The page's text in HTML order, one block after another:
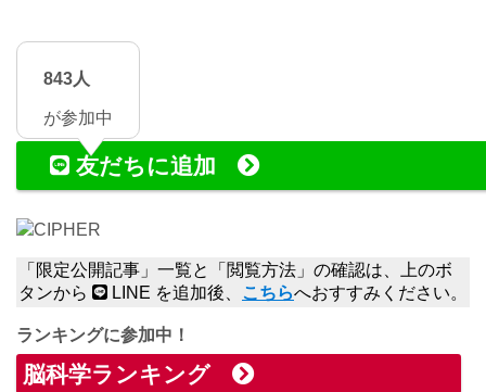
843人
が参加中
友だちに追加
CIPHER
「限定公開記事」一覧と「閲覧方法」の確認は、上のボ
タンから
LINE を追加後、 こちらへおすすみください。
ランキングに参加中！
脳科学ランキング